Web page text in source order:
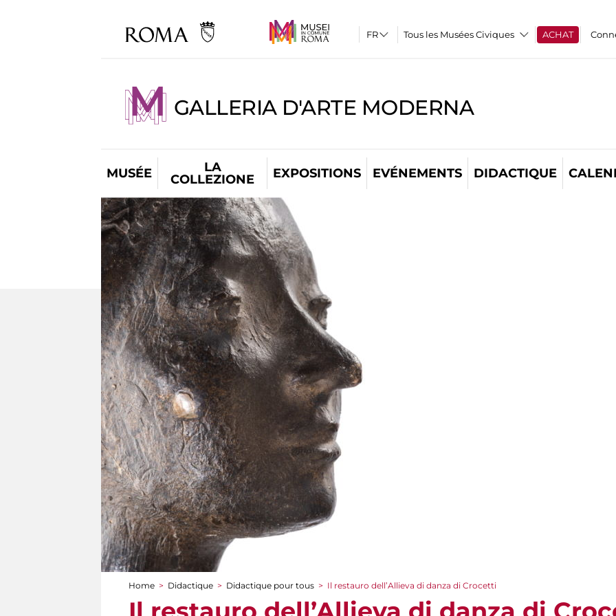
Tous les Musées Civiques ACHAT
GALLERIA D'ARTE MODERNA
MUSÉE
LA
COLLEZIONE
EXPOSITIONS EVÉNEMENTS DIDACTIQUE
You are here
Home > Didactique > Didactique pour tous > Il restauro dell’Allieva di danza di Crocetti